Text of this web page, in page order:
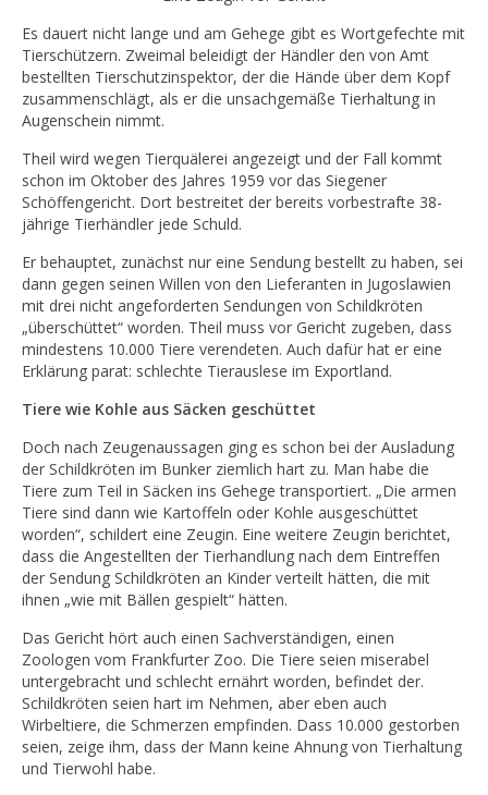
Es dauert nicht lange und am Gehege gibt es Wortgefechte mit
Tierschützern. Zweimal beleidigt der Händler den von Amt
bestellten Tierschutzinspektor, der die Hände über dem Kopf
zusammenschlägt, als er die unsachgemäße Tierhaltung in
Augenschein nimmt.
Theil wird wegen Tierquälerei angezeigt und der Fall kommt
schon im Oktober des Jahres 1959 vor das Siegener
Schöffengericht. Dort bestreitet der bereits vorbestrafte 38-
jährige Tierhändler jede Schuld.
Er behauptet, zunächst nur eine Sendung bestellt zu haben, sei
dann gegen seinen Willen von den Lieferanten in Jugoslawien
mit drei nicht angeforderten Sendungen von Schildkröten
„überschüttet“ worden. Theil muss vor Gericht zugeben, dass
mindestens 10.000 Tiere verendeten. Auch dafür hat er eine
Erklärung parat: schlechte Tierauslese im Exportland.
Tiere wie Kohle aus Säcken geschüttet
Doch nach Zeugenaussagen ging es schon bei der Ausladung
der Schildkröten im Bunker ziemlich hart zu. Man habe die
Tiere zum Teil in Säcken ins Gehege transportiert. „Die armen
Tiere sind dann wie Kartoffeln oder Kohle ausgeschüttet
worden“, schildert eine Zeugin. Eine weitere Zeugin berichtet,
dass die Angestellten der Tierhandlung nach dem Eintreffen
der Sendung Schildkröten an Kinder verteilt hätten, die mit
ihnen „wie mit Bällen gespielt“ hätten.
Das Gericht hört auch einen Sachverständigen, einen
Zoologen vom Frankfurter Zoo. Die Tiere seien miserabel
untergebracht und schlecht ernährt worden, befindet der.
Schildkröten seien hart im Nehmen, aber eben auch
Wirbeltiere, die Schmerzen empfinden. Dass 10.000 gestorben
seien, zeige ihm, dass der Mann keine Ahnung von Tierhaltung
und Tierwohl habe.